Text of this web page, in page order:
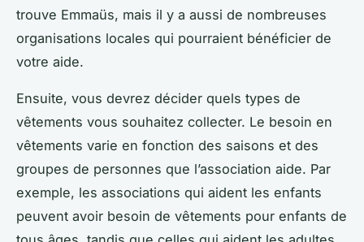
trouve Emmaüs, mais il y a aussi de nombreuses
organisations locales qui pourraient bénéficier de
votre aide.
Ensuite, vous devrez décider quels types de
vêtements vous souhaitez collecter. Le besoin en
vêtements varie en fonction des saisons et des
groupes de personnes que l’association aide. Par
exemple, les associations qui aident les enfants
peuvent avoir besoin de vêtements pour enfants de